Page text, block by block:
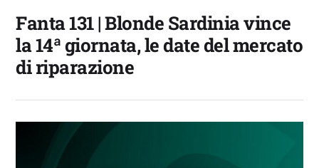
Fanta 131 | Blonde Sardinia vince
la 14ª giornata, le date del mercato
di riparazione